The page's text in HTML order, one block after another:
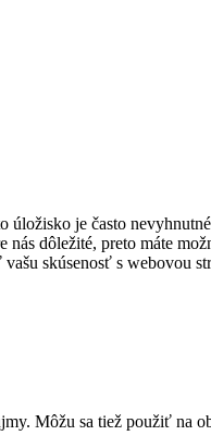
je často
dôležité, preto máte
skúsenosť s webovou
Môžu sa tiež použiť na